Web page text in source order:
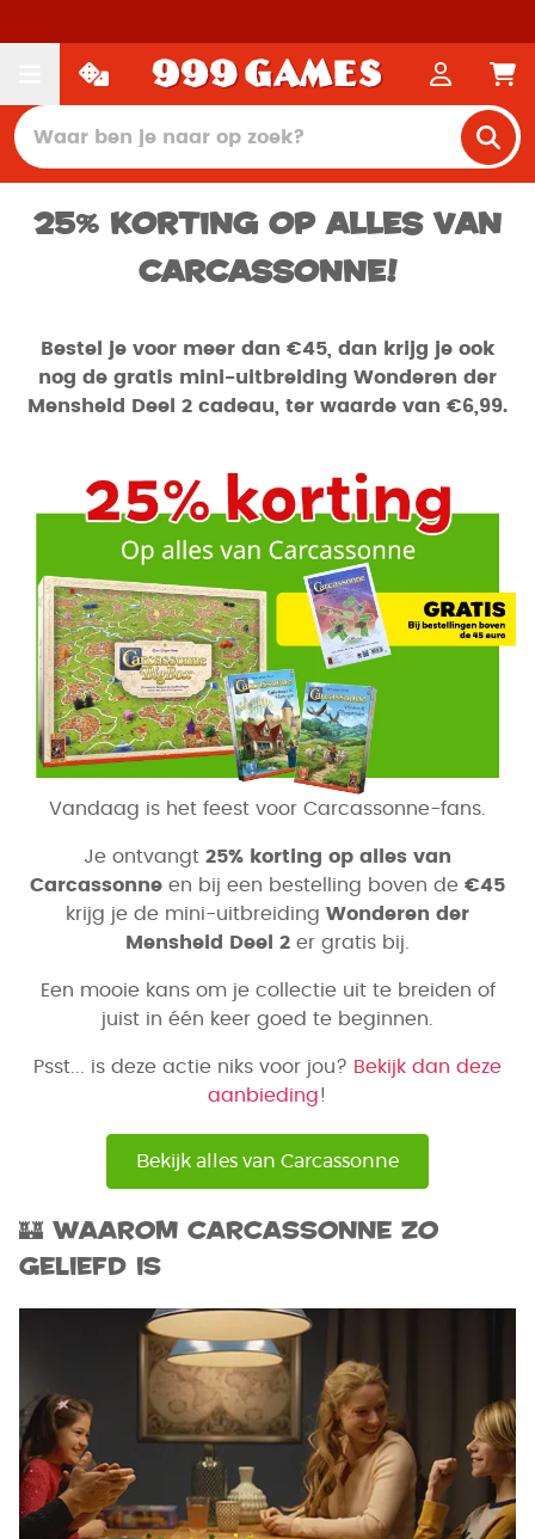
25% korting op alles van
Carcassonne!
Bestel je voor meer dan €45, dan krijg je ook
nog de gratis mini-uitbreiding Wonderen der
Mensheid Deel 2 cadeau, ter waarde van €6,99.
Vandaag is het feest voor Carcassonne-fans.
Je ontvangt 25% korting op alles van
Carcassonne en bij een bestelling boven de €45
krijg je de mini-uitbreiding Wonderen der
Mensheid Deel 2 er gratis bij.
Een mooie kans om je collectie uit te breiden of
juist in één keer goed te beginnen.
Psst... is deze actie niks voor jou? Bekijk dan deze
aanbieding!
Bekijk alles van Carcassonne
🏰 Waarom Carcassonne zo
geliefd is